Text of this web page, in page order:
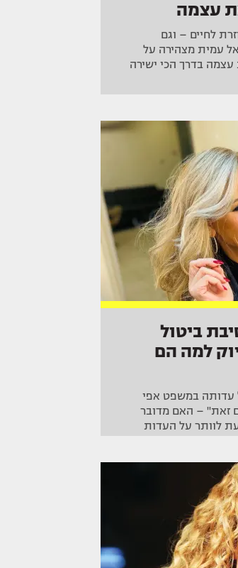
עצמה
חוזרת לחיים – וגם
עמית מצהירה על
עצמה בדרך הכי ישירה
ביטול
למה הם
עדותה במשפט אפי
זאת" – האם מדובר
לוותר על העדות